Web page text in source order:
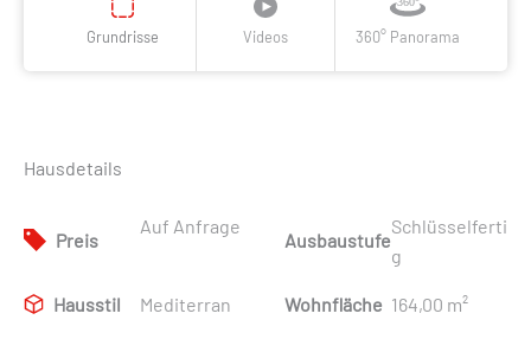
Grundrisse Videos 360° Panorama
Hausdetails
Preis
Auf Anfrage
Ausbaustufe
Schlüsselferti
g
Hausstil Mediterran Wohnfläche 164,00 m²